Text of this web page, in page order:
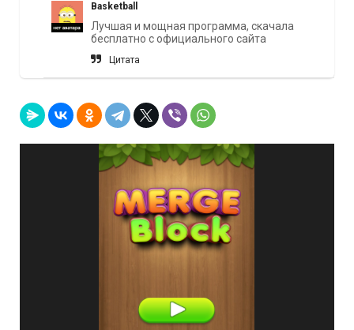
Basketball
Лучшая и мощная программа, скачала
бесплатно с официального сайта
Цитата